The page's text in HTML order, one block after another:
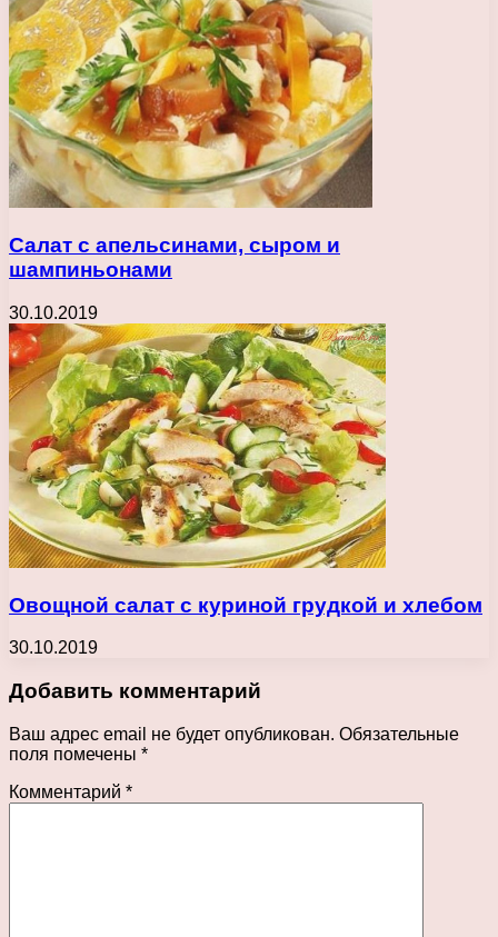
Салат с апельсинами, сыром и
шампиньонами
30.10.2019
Овощной салат с куриной грудкой и хлебом
30.10.2019
Добавить комментарий
Ваш адрес email не будет опубликован. Обязательные
поля помечены *
Комментарий *